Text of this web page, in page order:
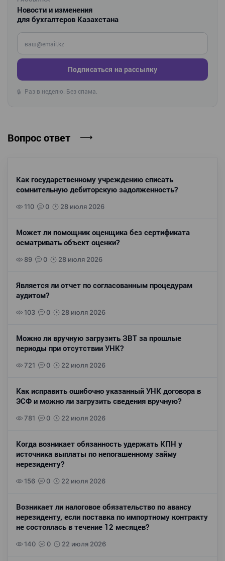
Новости и изменения
для бухгалтеров Казахстана
Введите ваш e-mail
Подписаться на рассылку
🔒 Раз в неделю. Без спама.
Вопрос ответ
Как государственному учреждению списать
сомнительную дебиторскую задолженность?
110 0 28 июля 2026
Может ли помощник оценщика без сертификата
осматривать объект оценки?
89 0 28 июля 2026
Является ли отчет по согласованным процедурам
аудитом?
103 0 28 июля 2026
Можно ли вручную загрузить ЗВТ за прошлые
периоды при отсутствии УНК?
721 0 22 июля 2026
Как исправить ошибочно указанный УНК договора в
ЭСФ и можно ли загрузить сведения вручную?
781 0 22 июля 2026
Когда возникает обязанность удержать КПН у
источника выплаты по непогашенному займу
нерезиденту?
156 0 22 июля 2026
Возникает ли налоговое обязательство по авансу
нерезиденту, если поставка по импортному контракту
не состоялась в течение 12 месяцев?
140 0 22 июля 2026